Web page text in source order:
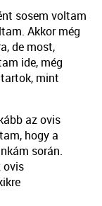
sosem voltam
Akkor még
de most,
ide, még
mint
az ovis
hogy a
során.
ovis